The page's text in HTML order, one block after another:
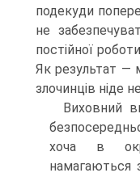
подекуди
не
постійної
Як результат —
злочинців ніде
Виховний
хоча в
намагаються